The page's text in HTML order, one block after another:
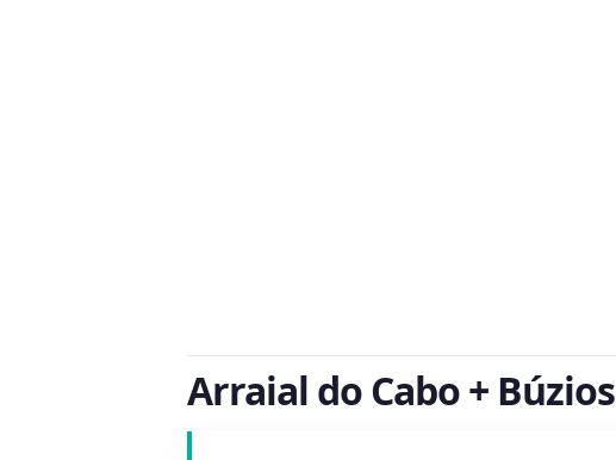
Arraial do Cabo + Búzios